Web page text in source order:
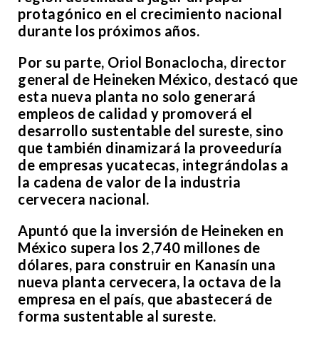
protagónico en el crecimiento nacional
durante los próximos años.
Por su parte, Oriol Bonaclocha, director
general de Heineken México, destacó que
esta nueva planta no solo generará
empleos de calidad y promoverá el
desarrollo sustentable del sureste, sino
que también dinamizará la proveeduría
de empresas yucatecas, integrándolas a
la cadena de valor de la industria
cervecera nacional.
Apuntó que la inversión de Heineken en
México supera los 2,740 millones de
dólares, para construir en Kanasín una
nueva planta cervecera, la octava de la
empresa en el país, que abastecerá de
forma sustentable al sureste.